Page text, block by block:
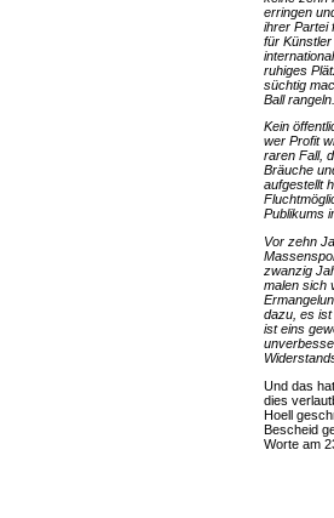
erringen
ihrer Partei
für
ruhiges
süchtig
Ball rangeln.
Kein
wer Profit
raren Fall,
Bräuche
aufgestellt
Publikums
Vor zehn
zwanzig
malen sich
dazu, es
ist eins
Und das
dies
Hoell
Bescheid
Worte am